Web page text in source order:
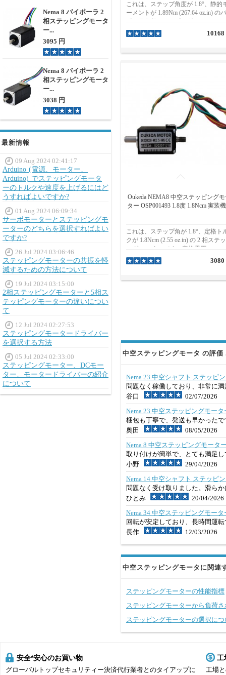
Nema 8 バイポーラ 2
相ステッピングモータ
ー...
3095 円
Nema 8 バイポーラ 2
相ステッピングモータ
ー...
3038 円
最新情報
09 Aug 2024 02:41:17
Arduino (電源、モーター、
Arduino) でステッピングモータ
ーのトルクや速度を上げるにはど
うすればよいですか?
01 Aug 2024 06:09:34
サーボモーターとステッピングモ
ーターのどちらを選択すればよい
ですか?
26 Jul 2024 03:06:46
ステッピングモーターの共振を軽
減するための方法について
19 Jul 2024 03:15:00
2相ステッピングモーターと5相ス
テッピングモーターの違いについ
て
12 Jul 2024 02:27:53
ステッピングモータードライバー
を選択する方法
05 Jul 2024 02:33:00
ステッピングモーター、DCモー
ター、モータードライバーの紹介
について
これは、ステップ角度が 1.8°、静的
ーメントが 1.89Nm (267.64 oz.in) の
ポーラ 2 相ステッピング モーターで
す。定格電流は相あたり 4.2A、相電
は 2.52VDC で動作します。モータ
さは76mmです。デュアル シャフト
フトの長さは 6 mm です。
10168
Oukeda NEMA8 中空ステッピング
ター OSP001493 1.8度 1.8Ncm 実装
これは、ステップ角が 1.8°、定格ト
クが 1.8Ncm (2.55 oz.in) の 2 相ステ
ング モーターです。定格電圧
3.9VDC、定格電流0.6Aで動作しま
モーターのフレームサイズは
ャフトの外径は5mm、内径は2.5mm
3080
中空ステッピングモータ の評価
Nema 23 中空シャフト ステッピ
問題なく稼働しており、非常に
谷口
02/07/2026
Nema 23 中空ステッピングモー
梱包も丁寧で、発送も早かった
奥田
08/05/2026
Nema 8 中空ステッピングモータ
取り付けが簡単で、とても満足
小野
29/04/2026
Nema 14 中空シャフト ステッピ
問題なく受け取りました。滑ら
ひとみ
20/04/2026
Nema 34 中空ステッピングモー
回転が安定しており、長時間運
長作
12/03/2026
中空ステッピングモータに関連
ステッピングモーターの性能指標
ステッピングモーターから負荷
ステッピングモーターの選択に
安全*安心のお買い物
グローバルトップセキュリティー決済代行業者とのタイアップに
工
工場